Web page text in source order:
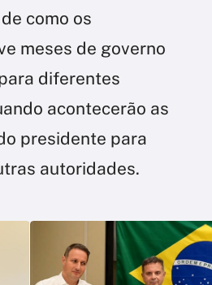
como os
meses de governo
diferentes
acontecerão as
presidente para
autoridades.